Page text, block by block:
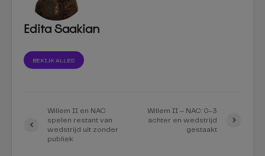
Edita Saakian
BEKIJK ALLES
Willem II en NAC
spelen restant van
wedstrijd uit zonder
publiek
Willem II – NAC: 0-3
achter en wedstrijd
gestaakt